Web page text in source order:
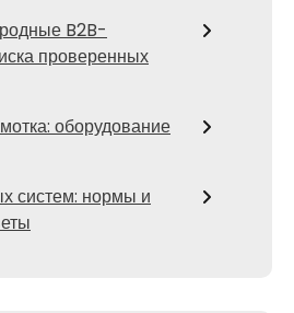
B2B-
проверенных
оборудование
систем: нормы и